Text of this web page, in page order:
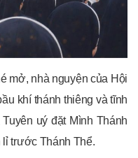
mở, nhà nguyện của Hội
khí thánh thiêng và tĩnh
uý đặt Mình Thánh
trước Thánh Thể.